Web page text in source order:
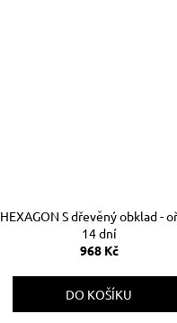
HEXAGON S dřevěný obklad -
14 dní
968 Kč
DO KOŠÍKU